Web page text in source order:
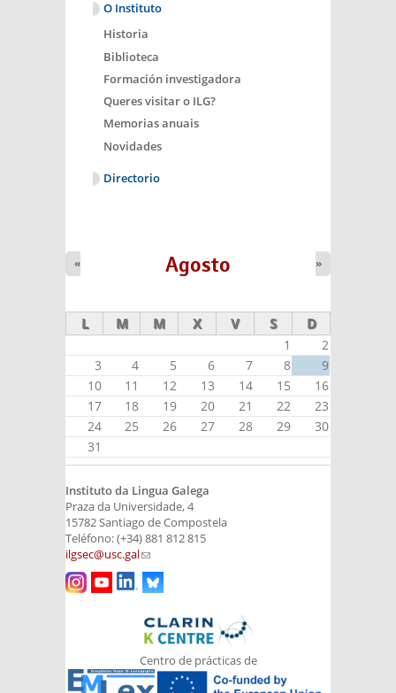
O Instituto
Historia
Biblioteca
Formación investigadora
Queres visitar o ILG?
Memorias anuais
Novidades
Directorio
Agosto
« »
L M M X V S D
1
2
3
4 5 6 7 8
9
10
11 12 13 14 15
16
17
18 19 20 21 22
23
24
25 26 27 28 29
30
31
Instituto da Lingua Galega
Praza da Universidade, 4
15782 Santiago de Compostela
Teléfono: (+34) 881 812 815
ilgsec@usc.gal(link sends e-mail)
Centro de prácticas de